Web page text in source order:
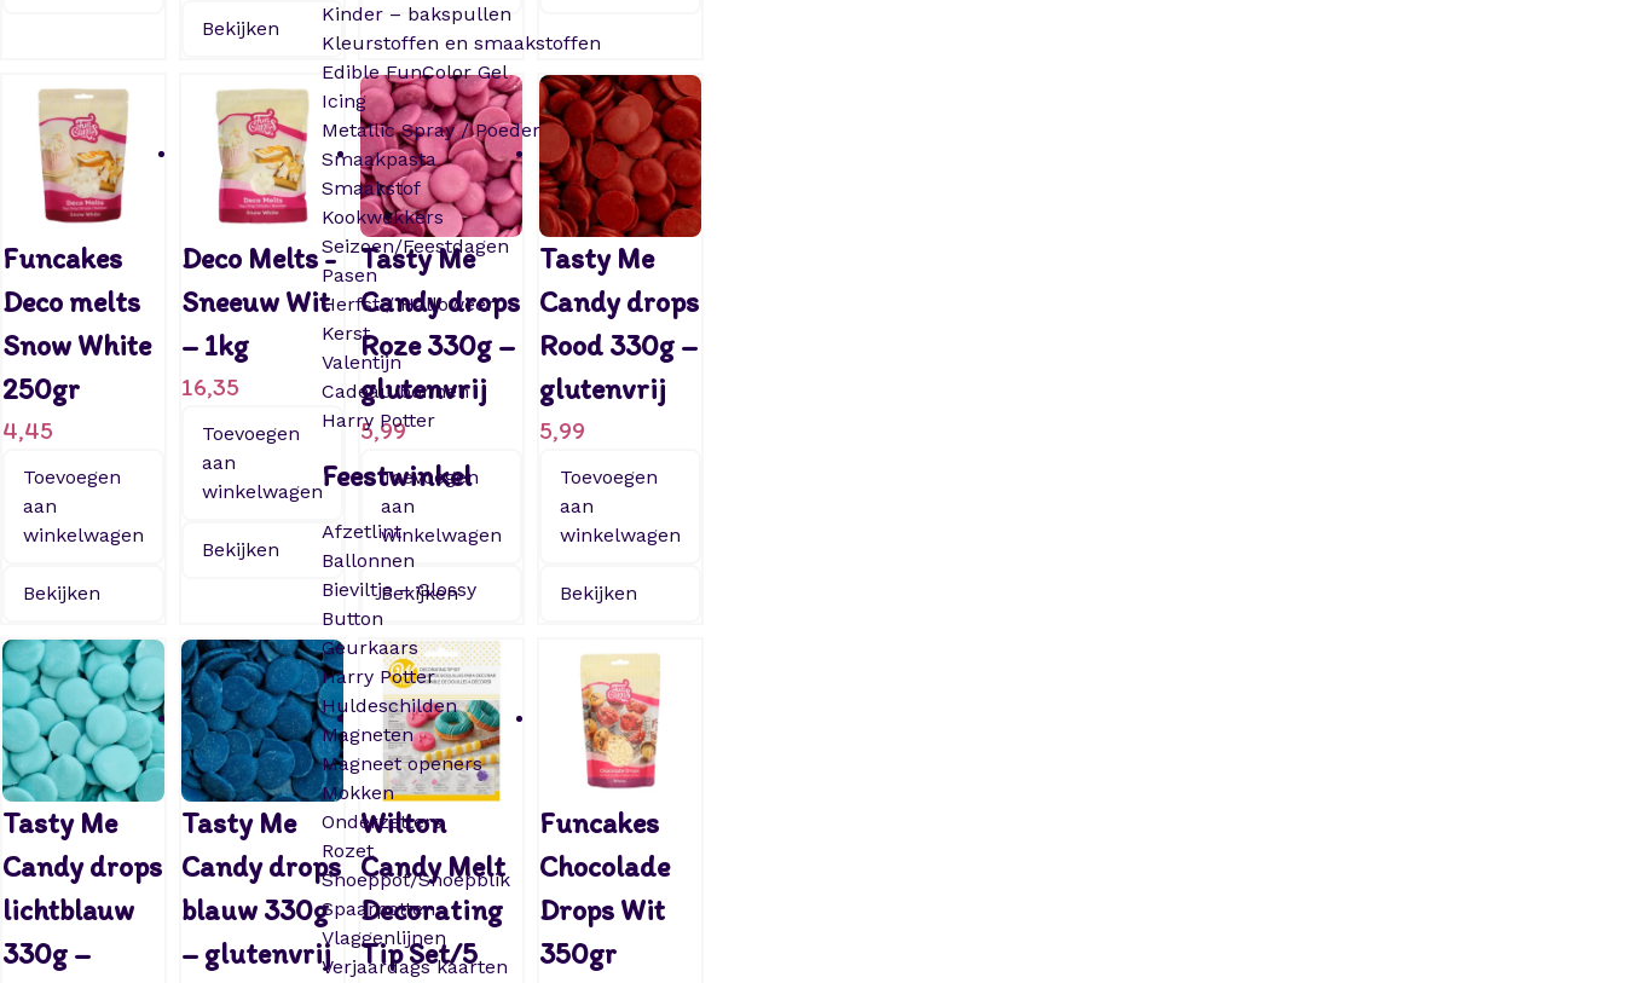
Bekijken
Funcakes
Deco melts
Snow White
250gr
4,45
Toevoegen
aan
winkelwagen
Bekijken
Deco Melts -
Sneeuw Wit
– 1kg
16,35
Toevoegen
aan
winkelwagen
Bekijken
Tasty Me
Candy drops
Roze 330g –
glutenvrij
5,99
Toevoegen
aan
winkelwagen
Bekijken
Tasty Me
Candy drops
Rood 330g –
glutenvrij
5,99
Toevoegen
aan
winkelwagen
Bekijken
Tasty Me
Candy drops
lichtblauw
330g –
Tasty Me
Candy drops
blauw 330g
– glutenvrij
Wilton
Candy Melt
Decorating
Tip Set/5
Funcakes
Chocolade
Drops Wit
350gr
Kinder – bakspullen
Kleurstoffen en smaakstoffen
Edible FunColor Gel
Icing
Metallic Spray / Poeder
Smaakpasta
Smaakstof
Kookwekkers
Seizoen/Feestdagen
Pasen
Herfst / Halloween
Kerst
Valentijn
Cadeau bonnen
Harry Potter
Feestwinkel
Afzetlint
Ballonnen
Bieviltje – Glossy
Button
Geurkaars
Harry Potter
Huldeschilden
Magneten
Magneet openers
Mokken
Onderzetters
Rozet
Snoeppot/Snoepblik
Spaarpotten
Vlaggenlijnen
Verjaardags kaarten